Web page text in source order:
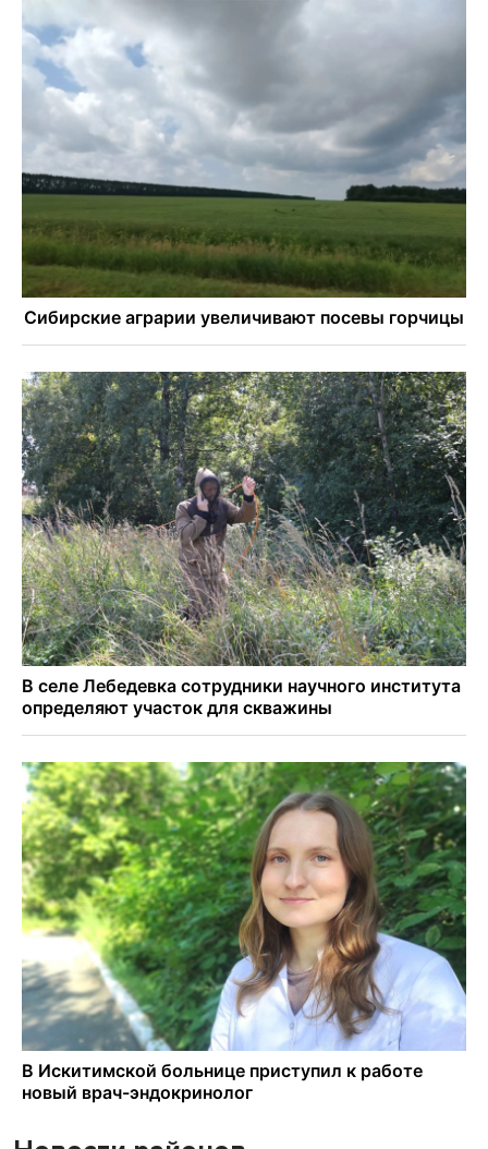
О пустырях в центре Новосибирска из-за лимита
площади КРТ предупредили эксперты
Начался настоящий сезон: новосибирцы ведрами
собирают белый гриб